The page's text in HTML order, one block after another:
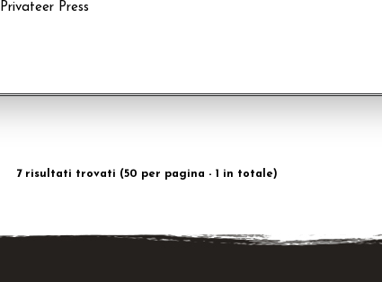
Privateer Press
7 risultati trovati (50 per pagina - 1 in totale)